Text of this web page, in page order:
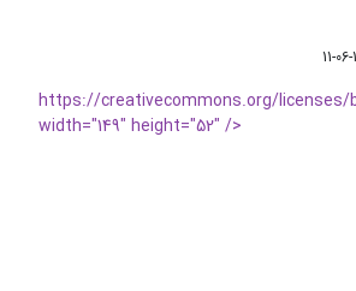
https://creativecommons.org/licenses/
width="149" height="52" />